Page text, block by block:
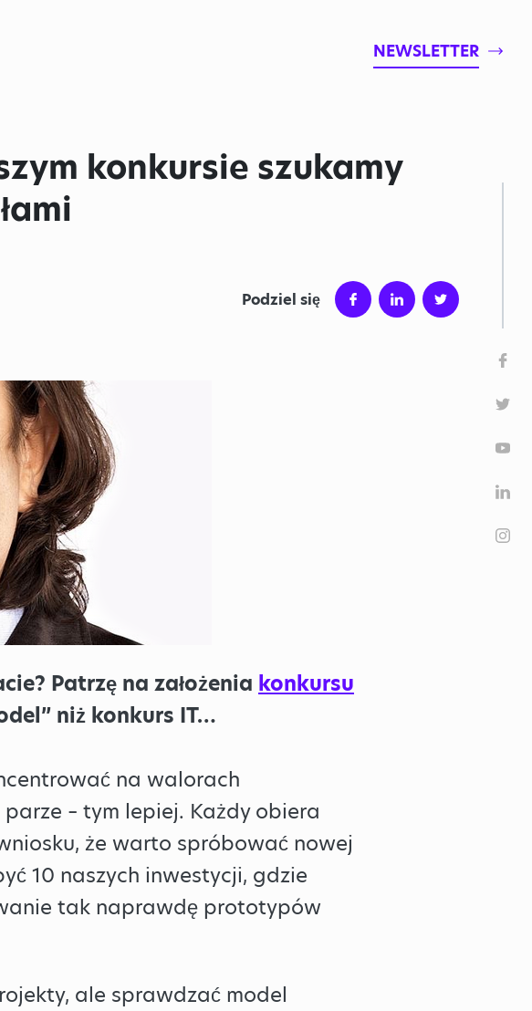
NEWSLETTER
konkursie szukamy
Podziel się
Patrzę na założenia konkursu
niż konkurs IT…
na walorach
– tym lepiej. Każdy obiera
że warto spróbować nowej
10 naszych inwestycji, gdzie
tak naprawdę prototypów
ale sprawdzać model